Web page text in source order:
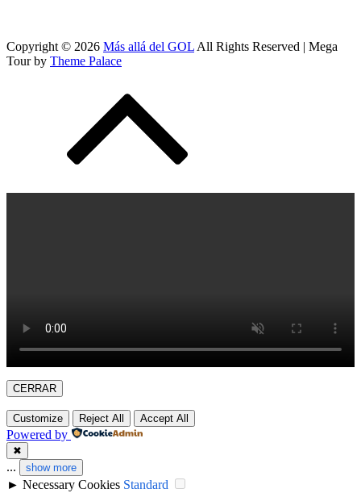
Copyright © 2026 Más allá del GOL All Rights Reserved | Mega
Tour by Theme Palace
CERRAR
Customize Reject All Accept All
Powered by
✖
... show more
► Necessary Cookies Standard